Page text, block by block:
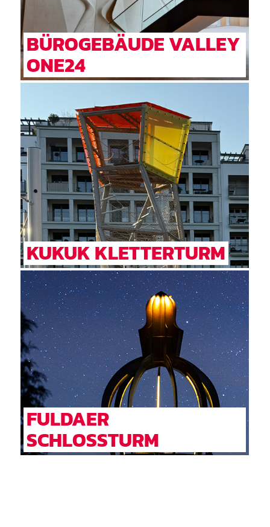
BÜROGEBÄUDE VALLEY
ONE24
KUKUK KLETTERTURM
FULDAER
SCHLOSSTURM